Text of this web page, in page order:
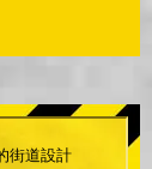
街道設計